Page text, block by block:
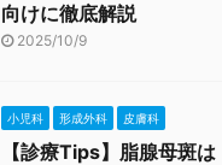
向けに徹底解説
2025/10/9
小児科 形成外科 皮膚科
【診療Tips】脂腺母斑は